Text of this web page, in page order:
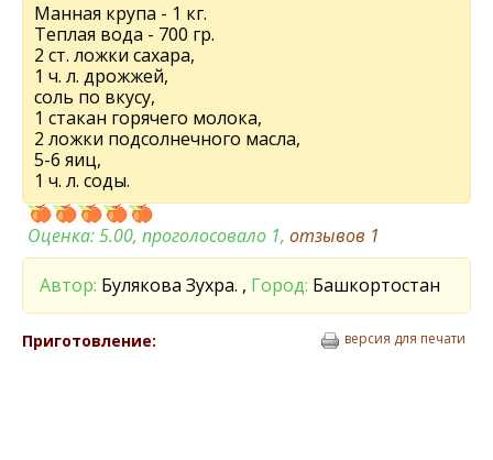
Манная крупа - 1 кг.
Теплая вода - 700 гр.
2 ст. ложки сахара,
1 ч. л. дрожжей,
соль по вкусу,
1 стакан горячего молока,
2 ложки подсолнечного масла,
5-6 яиц,
1 ч. л. соды.
Оценка:5.00, проголосовало 1, отзывов 1
Автор: Булякова Зухра. , Город: Башкортостан
Приготовление: версия для печати